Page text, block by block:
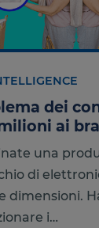
dei
ai
una
di
dimensioni.
i…